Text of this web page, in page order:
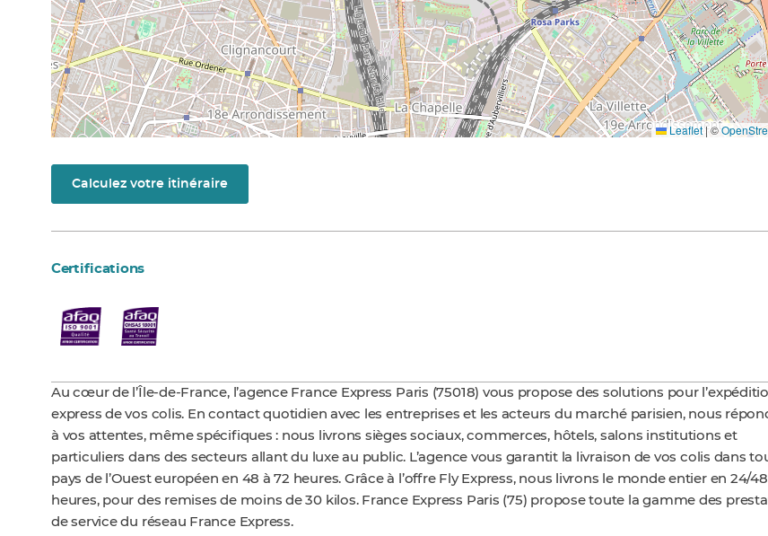
Au cœur de l’Île-de-France, l’agence France Express Paris (75018) vous propose des solutions pour
express de vos colis. En contact quotidien avec les entreprises et les acteurs du marché parisien, nous
à vos attentes, même spécifiques : nous livrons sièges sociaux, commerces, hôtels, salons institutions et
particuliers dans des secteurs allant du luxe au public. L’agence vous garantit la livraison de vos colis dans
pays de l’Ouest européen en 48 à 72 heures. Grâce à l’offre Fly Express, nous livrons le monde entier en 24/48
heures, pour des remises de moins de 30 kilos. France Express Paris (75) propose toute la gamme des
de service du réseau France Express.
Leaflet|©
Calculez votre itinéraire
Certifications